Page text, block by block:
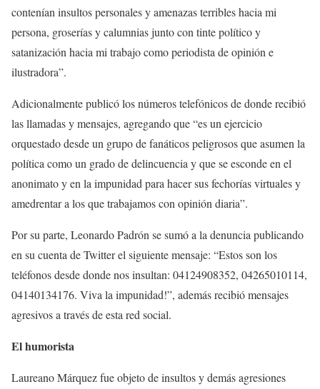
contenían insultos personales y amenazas terribles hacia mi
persona, groserías y calumnias junto con tinte político y
satanización hacia mi trabajo como periodista de opinión e
ilustradora”.
Adicionalmente publicó los números telefónicos de donde recibió
las llamadas y mensajes, agregando que “es un ejercicio
orquestado desde un grupo de fanáticos peligrosos que asumen la
política como un grado de delincuencia y que se esconde en el
anonimato y en la impunidad para hacer sus fechorías virtuales y
amedrentar a los que trabajamos con opinión diaria”.
Por su parte, Leonardo Padrón se sumó a la denuncia publicando
en su cuenta de Twitter el siguiente mensaje: “Estos son los
teléfonos desde donde nos insultan: 04124908352, 04265010114,
04140134176. Viva la impunidad!”, además recibió mensajes
agresivos a través de esta red social.
El humorista
Laureano Márquez fue objeto de insultos y demás agresiones